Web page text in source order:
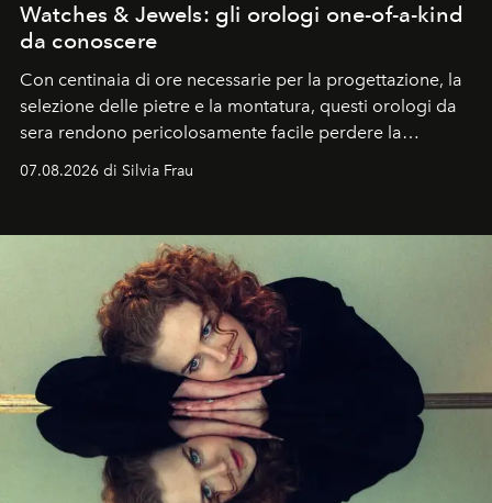
Watches & Jewels: gli orologi one-of-a-kind
da conoscere
Con centinaia di ore necessarie per la progettazione, la
selezione delle pietre e la montatura, questi orologi da
sera rendono pericolosamente facile perdere la
cognizione del tempo. Ma con quadranti così
07.08.2026 di Silvia Frau